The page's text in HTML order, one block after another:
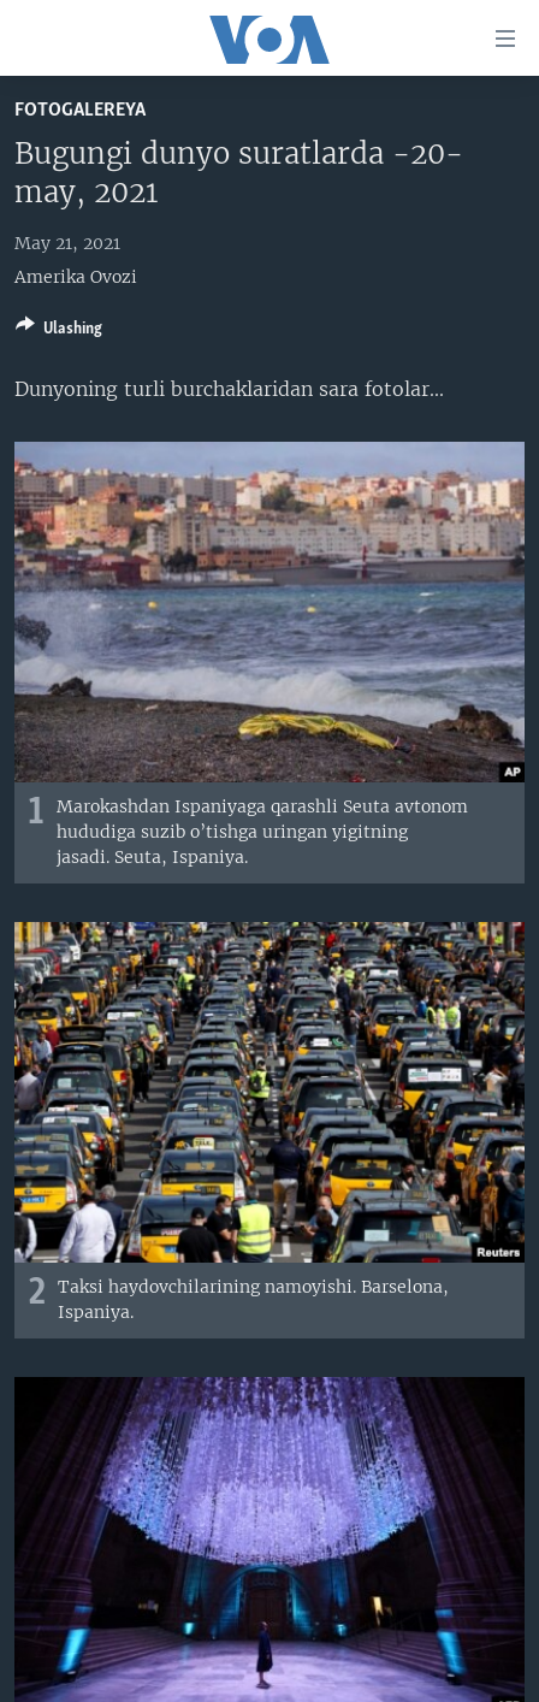
boring
Boshiga
Qidiruvga
o'ting
AMERIKA
MARKAZIY OSIYO
XALQARO
MULTIMEDIA
AMERIKA MANZARALARI
VASHINGTON CHOYXONASI
MOBIL-SALOM!
VIDEO
XABARLAR SURATLARDA
IJTIMOIY TARMOQLAR
YOUTUBE
INSTAGRAM
ODNOKLASSNIKI
TELEGRAM
TWITTER
SOUNDCLOUD
EDITORIAL
Learning English
VOA
FOTOGALEREYA
Bugungi dunyo suratlarda -20-
may, 2021
May 21, 2021
Amerika Ovozi
Dunyoning turli burchaklaridan sara fotolar...​
1
Marokashdan Ispaniyaga qarashli Seuta avtonom
hududiga suzib o’tishga uringan yigitning
jasadi. Seuta, Ispaniya.
2
Taksi haydovchilarining namoyishi. Barselona,
Ispaniya.
Ulashing